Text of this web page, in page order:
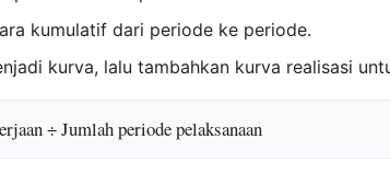
kumulatif dari periode ke periode.
kurva, lalu tambahkan kurva realisasi
÷ Jumlah periode pelaksanaan